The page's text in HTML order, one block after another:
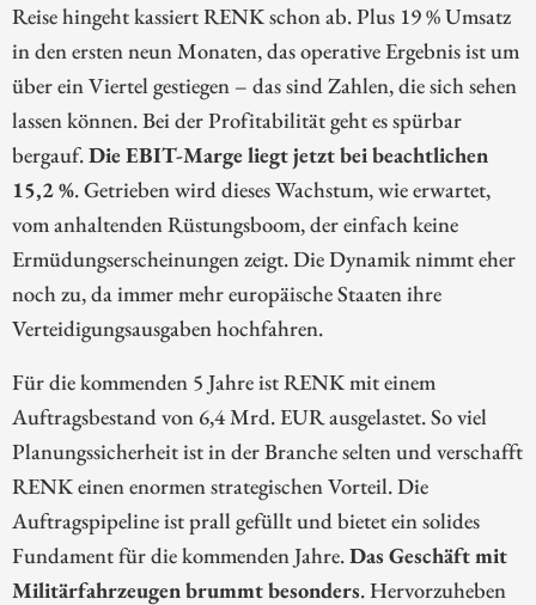
Reise hingeht kassiert RENK schon ab. Plus 19 % Umsatz
in den ersten neun Monaten, das operative Ergebnis ist um
über ein Viertel gestiegen – das sind Zahlen, die sich sehen
lassen können. Bei der Profitabilität geht es spürbar
bergauf.Die EBIT-Marge liegt jetzt bei beachtlichen
15,2 %. Getrieben wird dieses Wachstum, wie erwartet,
vom anhaltenden Rüstungsboom, der einfach keine
Ermüdungserscheinungen zeigt. Die Dynamik nimmt eher
noch zu, da immer mehr europäische Staaten ihre
Verteidigungsausgaben hochfahren.
Für die kommenden 5 Jahre ist RENK mit einem
Auftragsbestand von 6,4 Mrd. EUR ausgelastet. So viel
Planungssicherheit ist in der Branche selten und verschafft
RENK einen enormen strategischen Vorteil. Die
Auftragspipeline ist prall gefüllt und bietet ein solides
Fundament für die kommenden Jahre.Das Geschäft mit
Militärfahrzeugen brummt besonders. Hervorzuheben